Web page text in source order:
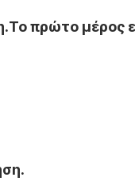
πρώτο μέρος